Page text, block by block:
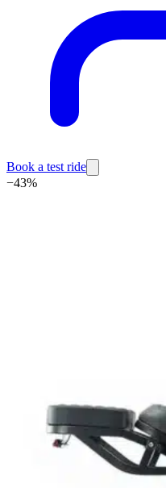
Book a test ride
−43%